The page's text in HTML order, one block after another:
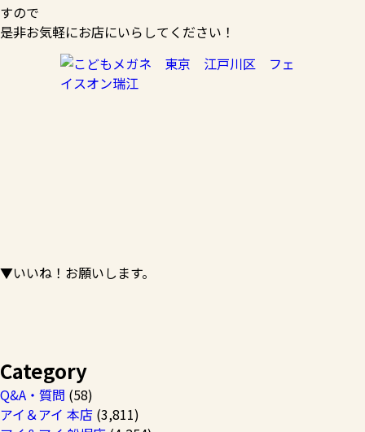
すので
是非お気軽にお店にいらしてください！
▼いいね！お願いします。
Category
Q&A・質問 (58)
アイ＆アイ 本店 (3,811)